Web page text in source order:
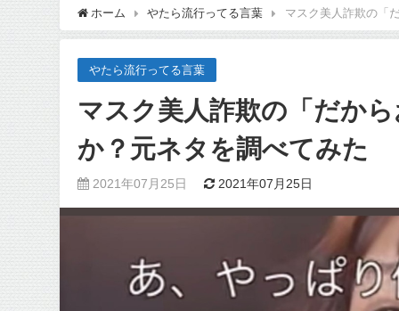
ホーム やたら流行ってる言葉 マスク美人詐欺の「
やたら流行ってる言葉
マスク美人詐欺の「だか
か？元ネタを調べてみた
2021年07月25日 2021年07月25日